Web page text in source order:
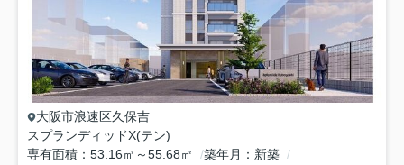
大阪市浪速区久保吉
スプランディッドX(テン)
専有面積
53.16㎡～55.68㎡ 築年月
新築